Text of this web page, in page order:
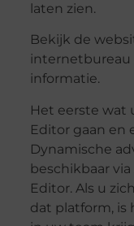
laten zien.
Bekijk de
internetbureau
informatie.
Het eerste wat
Editor gaan en
Dynamische
beschikbaar
Editor. Als u
dat platform, is